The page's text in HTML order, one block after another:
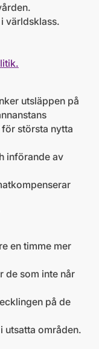
världsklass.
utsläppen på
största nytta
införande av
en timme mer
de som inte når
på de
utsatta områden.